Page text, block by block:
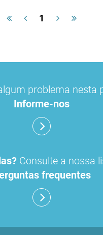
1
problema nesta
Informe-nos
Consulte a nossa
frequentes